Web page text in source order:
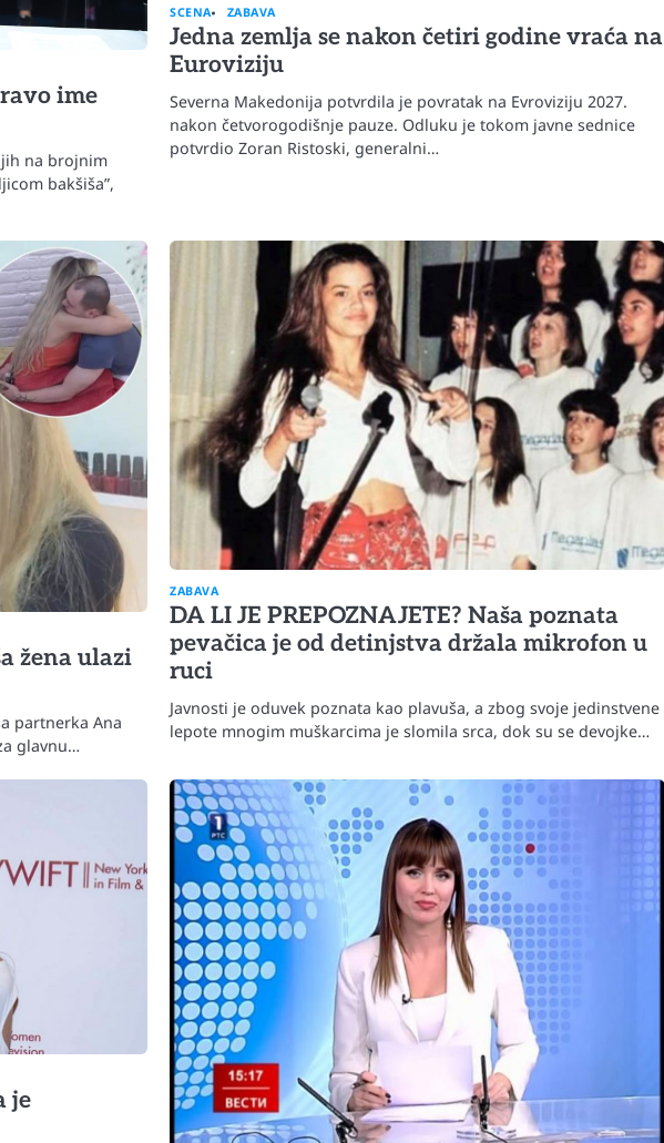
ime
na brojnim
bakšiša”,
SCENA ZABAVA
Jedna zemlja se nakon četiri godine vraća na
Euroviziju
Severna Makedonija potvrdila je povratak na Evroviziju 2027.
nakon četvorogodišnje pauze. Odluku je tokom javne sednice
potvrdio Zoran Ristoski, generalni…
žena ulazi
partnerka Ana
glavnu…
ZABAVA
DA LI JE PREPOZNAJETE? Naša poznata
pevačica je od detinjstva držala mikrofon u
ruci
Javnosti je oduvek poznata kao plavuša, a zbog svoje jedinstvene
lepote mnogim muškarcima je slomila srca, dok su se devojke…
je
D Fit
– Jedite prirodne
umereno!
Međunarodni dan voća – Jedite prirodne
poslastice, ali umereno!